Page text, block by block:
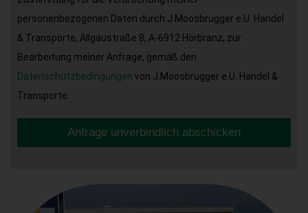
personenbezogenen Daten durch J.Moosbrugger e.U. Handel
& Transporte, Allgäustraße 8, A-6912 Hörbranz, zur
Bearbeitung meiner Anfrage, gemäß den
Datenschutzbedingungen von J.Moosbrugger e.U. Handel &
Transporte.
Anfrage unverbindlich abschicken